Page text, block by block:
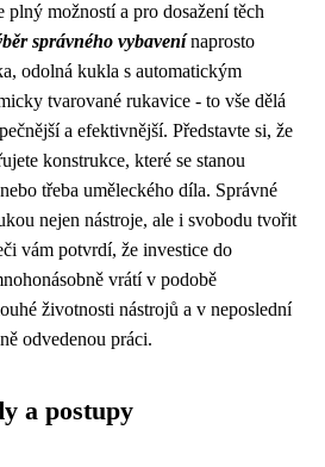
plný možností a pro dosažení těch
správného vybavenínaprosto
odolná kukla s automatickým
tvarované rukavice - to vše dělá
a efektivnější. Představte si, že
konstrukce, které se stanou
třeba uměleckého díla. Správné
nejen nástroje, ale i svobodu tvořit
vám potvrdí, že investice do
vrátí v podobě
životnosti nástrojů a v neposlední
odvedenou práci.
a postupy